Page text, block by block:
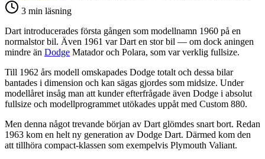
3 min läsning
Dart introducerades första gången som modellnamn 1960 på en
normalstor bil. Även 1961 var Dart en stor bil — om dock aningen
mindre än Dodge Matador och Polara, som var verklig fullsize.
Till 1962 års modell omskapades Dodge totalt och dessa bilar
bantades i dimension och kan sägas gjordes som midsize. Under
modellåret insåg man att kunder efterfrågade även Dodge i absolut
fullsize och modellprogrammet utökades uppåt med Custom 880.
Men denna något trevande början av Dart glömdes snart bort. Redan
1963 kom en helt ny generation av Dodge Dart. Därmed kom den
att tillhöra compact-klassen som exempelvis Plymouth Valiant.